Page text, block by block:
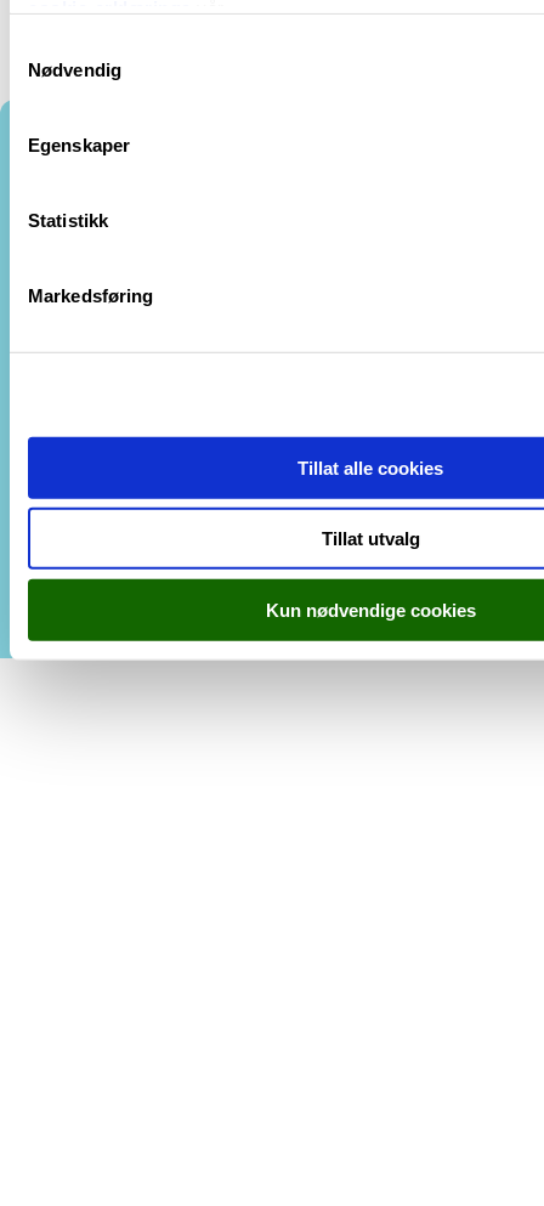
m
Nødvendig
Egenskaper
Statistikk
Markedsføring
Tillat alle cookies
Tillat utvalg
Kun nødvendige cookies
Cookie-erklæring
Tilgjengelegheitserklæring
Ansvarleg redaktør Berit Tesaker